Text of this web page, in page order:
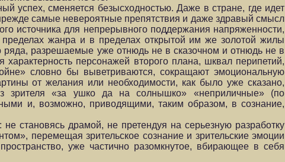
успех, сменяется безысходностью. Даже в стране, где идет
самые невероятные препятствия и даже здравый смысл
источника для непрерывного поддержания напряженности,
пределах жанра и в пределах открытой им же золотой жилы
ряда, разрешаемые уже отнюдь не в сказочном и отнюдь не в
персонажей второго плана, шквал перипетий,
словно бы выветриваются, сокращают эмоциональную
от желания или необходимости, как было уже сказано,
зрителя «за ушко да на солнышко» «неприличные» (по
и, возможно, приводящими, таким образом, в сознание,
становясь драмой, не претендуя на серьезную разработку
перемещая зрительское сознание и зрительские эмоции
уже частично разомкнутое, вбирающее в себя